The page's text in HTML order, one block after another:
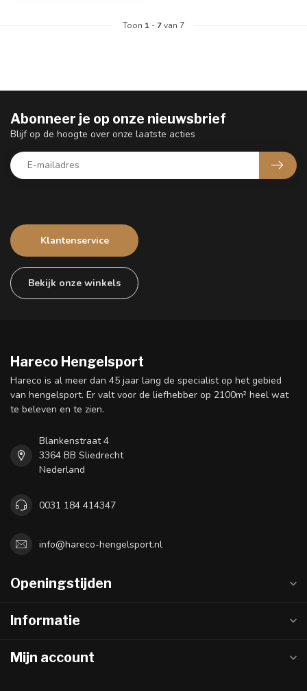
Toon 1 -7van 7
Klantenservice
Bekijk onze winkels
Abonneer je op onze nieuwsbrief
Blijf op de hoogte over onze laatste acties
Hareco Hengelsport
Hareco is al meer dan 45 jaar lang de specialist op het gebied
van hengelsport. Er valt voor de liefhebber op 2100m² heel wat
te beleven en te zien.
Blankenstraat 4
3364 BB Sliedrecht
Nederland
0031 184 414347
info@hareco-hengelsport.nl
Openingstijden
Informatie
Mijn account